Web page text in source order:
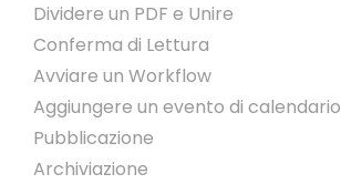
Dividere un PDF e Unire
Conferma di Lettura
Avviare un Workflow
Aggiungere un evento di calendario
Pubblicazione
Archiviazione